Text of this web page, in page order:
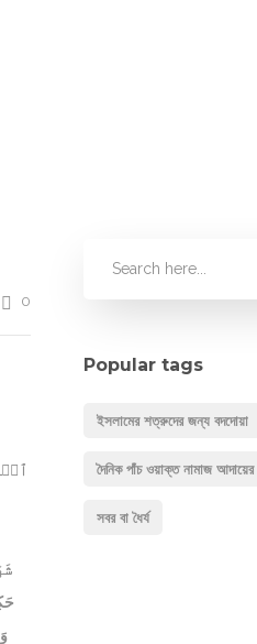
0
Popular tags
ইসলামের শত্রুদের জন্য বদদোয়া
দৈনিক পাঁচ ওয়াক্ত নামাজ আদায়ের
সবর বা ধৈর্য